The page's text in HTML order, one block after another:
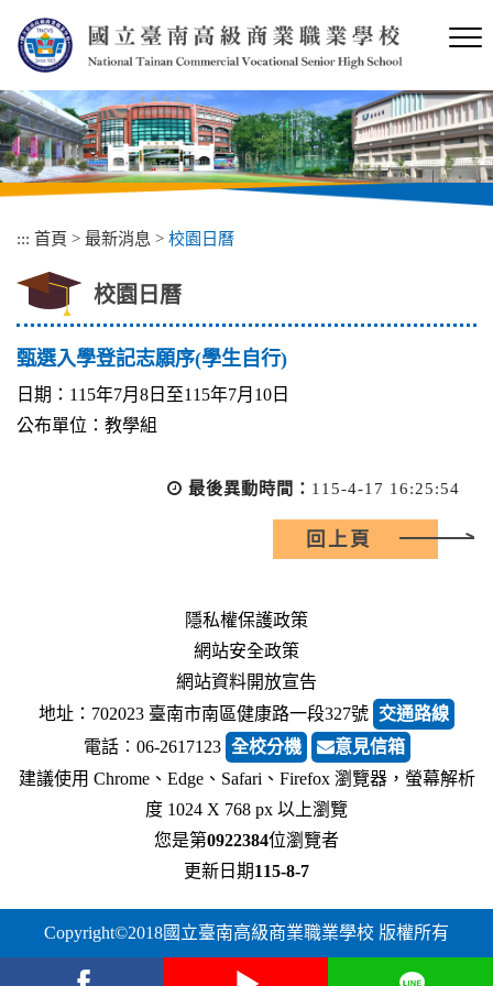
內
容
區
塊
::: 首頁 > 最新消息 > 校園日曆
校園日曆
甄選入學登記志願序(學生自行)
日期：115年7月8日至115年7月10日
公布單位：教學組
最後異動時間： 115-4-17 16:25:54
回上頁
隱私權保護政策
網站安全政策
網站資料開放宣告
地址：702023 臺南市南區健康路一段327號 交通路線
電話︰06-2617123 全校分機
意見信箱
建議使用 Chrome、Edge、Safari、Firefox 瀏覽器，螢幕解析
度 1024 X 768 px 以上瀏覽
您是第0922384位瀏覽者
更新日期115-8-7
Copyright©2018國立臺南高級商業職業學校 版權所有